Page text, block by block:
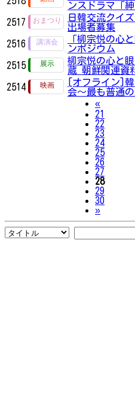
ンスドラマ「
2517
日韓交流クイ
出場者募集
2516
「柳宗悦の心
ンポジウム
2515
柳宗悦の心と
蔵 朝鮮関連資
2514
[オフライン]
会～最も普通
«Previous
21
22
23
24
25
26
27
28
29
30
»Next